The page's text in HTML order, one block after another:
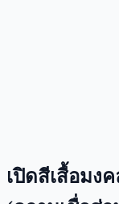
เปิดสีเสื้อมง